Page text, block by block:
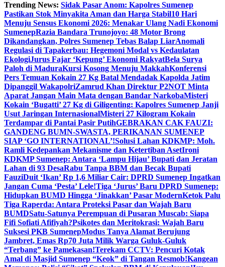
Trending News: Sidak Pasar Anom: Kapolres Sumenep
Pastikan Stok Minyakita Aman dan Harga Stabil10 Hari
Menuju Sensus Ekonomi 2026: Menakar Ulang Nadi Ekonomi
SumenepRazia Bandara Trunojoyo: 48 Motor Brong
Dikandangkan, Polres Sumenep Tebas Balap LiarAnomali
Regulasi di Tapakerbau: Hegemoni Modal vs Kedaulatan
EkologiJurus Fajar ‘Kepung’ Ekonomi RakyatBela Surya
Paloh di MaduraKursi Kosong Menuju MakkahKonferensi
Pers Temuan Kokain 27 Kg Batal Mendadak Kapolda Jatim
Dipanggil WakapolriZamrud Khan Direktur P2NOT Minta
Aparat Jangan Main Mata dengan Bandar NarkobaMisteri
Kokain ‘Bugatti’ 27 Kg di Giligenting: Kapolres Sumenep Janji
Usut Jaringan InternasionalMisteri 27 Kilogram Kokain
Terdampar di Pantai Pasir PutihGEBRAKAN CAK FAUZI:
GANDENG BUMN-SWASTA, PERIKANAN SUMENEP
SIAP ‘GO INTERNATIONAL’!Solusi Lahan KDKMP: Moh.
Ramli Kedepankan Mekanisme dan Ketertiban AsetIroni
KDKMP Sumenep: Antara ‘Lampu Hijau’ Bupati dan Jeratan
Lahan di 93 DesaRabu Tanpa BBM dan Becak Bupati
FauziDuit ‘Ikan’ Rp 1,6 Miliar Cair: DPRD Sumenep Ingatkan
Jangan Cuma ‘Pesta’ Lele!Tiga ‘Jurus’ Baru DPRD Sumenep:
Hidupkan BUMD Hingga ‘Jinakkan’ Pasar ModernKetok Palu
Tiga Raperda: Antara Proteksi Pasar dan Wajah Baru
BUMDSatu-Satunya Perempuan di Pusaran Muscab: Siapa
Fifi Sofiati Afifiyah?Psikotes dan Meritokrasi: Wajah Baru
Suksesi PKB SumenepModus Tanya Alamat Berujung
Jambret, Emas Rp70 Juta Milik Warga Guluk-Guluk
“Terbang” ke Pamekasan!Terekam CCTV: Pencuri Kotak
Amal di Masjid Sumenep “Keok” di Tangan Resmob!Kangean